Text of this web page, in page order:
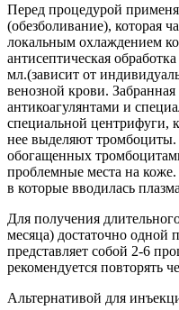
Перед процедурой
(обезболивание), которая
локальным охлаждением
антисептическая
мл.(зависит от
венозной крови.
антикоагулянтами и
специальной центрифуги,
нее выделяют
обогащенных
проблемные места на
в которые вводилась
Для получения
месяца) достаточно
представляет собой 2-6
рекомендуется повторять
Альтернативой для